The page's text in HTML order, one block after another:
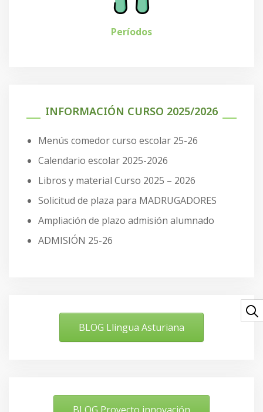
Períodos
INFORMACIÓN CURSO 2025/2026
Menús comedor curso escolar 25-26
Calendario escolar 2025-2026
Libros y material Curso 2025 – 2026
Solicitud de plaza para MADRUGADORES
Ampliación de plazo admisión alumnado
ADMISIÓN 25-26
BLOG Llingua Asturiana
BLOG Proyecto innovación